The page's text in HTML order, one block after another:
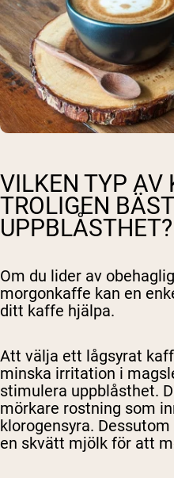
VILKEN TYP AV
TROLIGEN
UPPBLÅSTHET?
Om du lider av
morgonkaffe kan en
ditt kaffe hjälpa.
Att välja ett lågsyrat
minska irritation i
stimulera uppblåsthet.
mörkare rostning som
klorogensyra.
en skvätt mjölk för att